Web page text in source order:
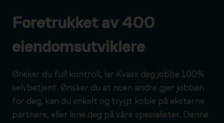
Foretrukket av 400
eiendomsutviklere
Ønsker du full kontroll, lar Kvass deg jobbe 100%
selvbetjent. Ønsker du at noen andre gjør jobben
for deg, kan du enkelt og trygt koble på eksterne
partnere, eller lene deg på våre spesialister. Denne